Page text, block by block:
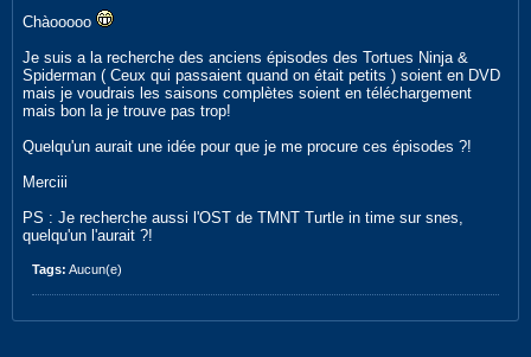
Chàooooo
Je suis a la recherche des anciens épisodes des Tortues Ninja &
Spiderman ( Ceux qui passaient quand on était petits ) soient en DVD
mais je voudrais les saisons complètes soient en téléchargement
mais bon la je trouve pas trop!
Quelqu'un aurait une idée pour que je me procure ces épisodes ?!
Merciii
PS : Je recherche aussi l'OST de TMNT Turtle in time sur snes,
quelqu'un l'aurait ?!
Tags: Aucun(e)